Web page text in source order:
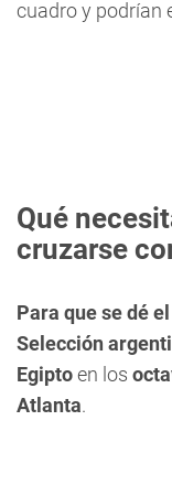
cuadro y podrían
Qué
cruzarse
Para que se dé
Selección
Egiptoen los
Atlanta.